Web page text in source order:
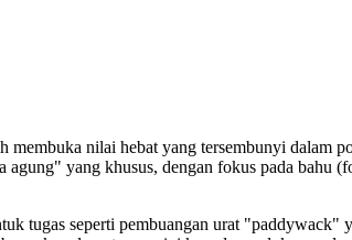
nilai hebat yang tersembunyi dalam
yang khusus, dengan fokus pada bahu
tugas seperti pembuangan urat "paddywack"